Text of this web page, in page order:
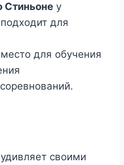
Стиньоне у
для
для обучения
своими